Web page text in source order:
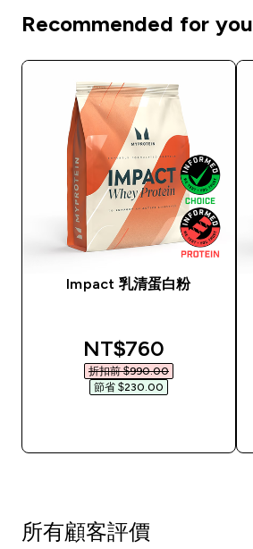
Recommended for you
Impact 乳清蛋白粉
discounted price
NT$760‎
折扣前 $990.00‎
節省 $230.00‎
所有顧客評價